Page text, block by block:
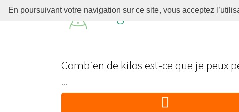
En poursuivant votre navigation sur ce site, vous acceptez
Régime Thonon
Combien de kilos est-ce que je peux
...